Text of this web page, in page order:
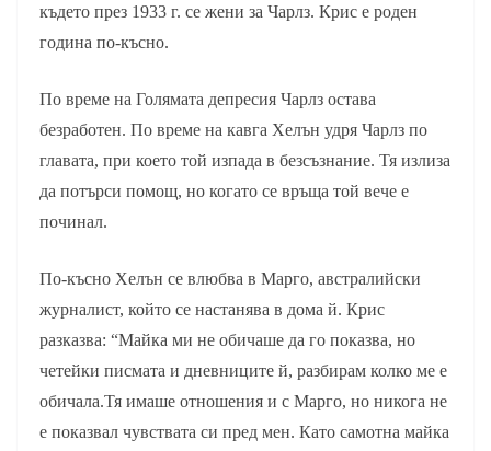
където през 1933 г. се жени за Чарлз. Крис е роден
година по-късно.
По време на Голямата депресия Чарлз остава
безработен. По време на кавга Хелън удря Чарлз по
главата, при което той изпада в безсъзнание. Тя излиза
да потърси помощ, но когато се връща той вече е
починал.
По-късно Хелън се влюбва в Марго, австралийски
журналист, който се настанява в дома й. Крис
разказва: “Майка ми не обичаше да го показва, но
четейки писмата и дневниците й, разбирам колко ме е
обичала.Тя имаше отношения и с Марго, но никога не
е показвал чувствата си пред мен. Като самотна майка